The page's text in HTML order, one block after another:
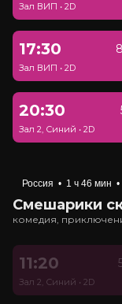
Зал ВИП • 2D
17:30
Зал ВИП • 2D
20:30
Зал 2, Синий • 2D
Россия • 1 ч 46 мин •
Смешарики
комедия,
11:20
Зал 2, Синий • 2D